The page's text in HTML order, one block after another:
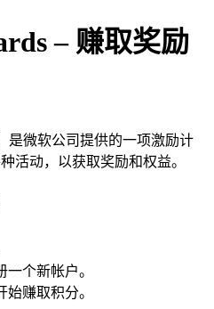
– 赚取奖励
是微软公司提供的一项激励计
活动，以获取奖励和权益。
个新帐户。
赚取积分。